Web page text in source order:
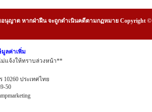
นุญาต หากฝ่าฝืน จะถูกดำเนินคดีตามกฏหมาย Copyright ©
มูลค่าเพิ่ม
แจ้งให้ทราบล่วงหน้า**
ประเทศไทย
50